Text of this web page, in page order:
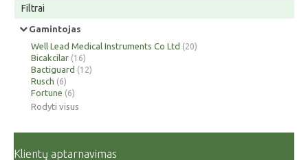
Filtrai
Gamintojas
Well Lead Medical Instruments Co Ltd (20)
Bicakcilar (16)
Bactiguard (12)
Rusch (6)
Fortune (6)
Rodyti visus
Klientų aptarnavimas